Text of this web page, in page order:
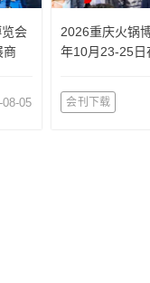
会
商
05
2026重庆火锅
年10月23-25日
会刊下载